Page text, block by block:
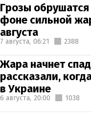
Грозы обрушатся
фоне сильной
августа
7 августа, 06:21 2388
Жара начнет
рассказали,
в Украине
6 августа, 20:00 1038